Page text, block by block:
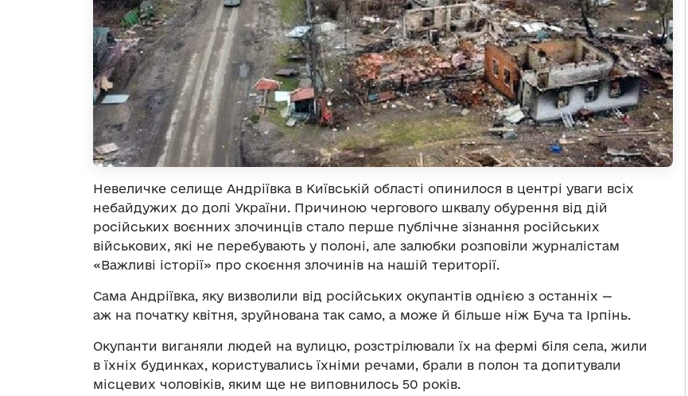
Невеличке селище Андріївка в Київській області опинилося в центрі уваги всіх
небайдужих до долі України. Причиною чергового шквалу обурення від дій
російських воєнних злочинців стало перше публічне зізнання російських
військових, які не перебувають у полоні, але залюбки розповіли журналістам
«Важливі історії» про скоєння злочинів на нашій території.
Сама Андріївка, яку визволили від російських окупантів однією з останніх —
аж на початку квітня, зруйнована так само, а може й більше ніж Буча та Ірпінь.
Окупанти виганяли людей на вулицю, розстрілювали їх на фермі біля села, жили
в їхніх будинках, користувались їхніми речами, брали в полон та допитували
місцевих чоловіків, яким ще не виповнилось 50 років.